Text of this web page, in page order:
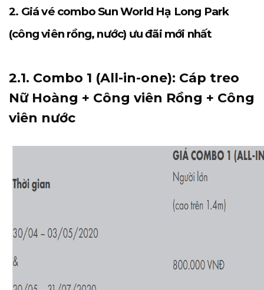
2. Giá vé combo Sun World Hạ Long Park
(công viên rồng, nước) ưu đãi mới nhất
2.1. Combo 1 (All-in-one): Cáp treo
Nữ Hoàng + Công viên Rồng + Công
viên nước